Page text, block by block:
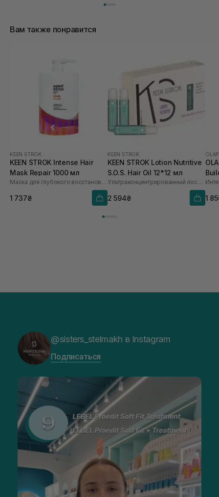
Вам также понравится
KEEN STROK
KEEN STROK Intense Hair
Mask Repair 1000 мл
Маска для глубокого восстановления поврежденных волос
1 737₴
KEEN STROK
KEEN STROK Lotion Nutritive
S.O.S. Hair Oil 12*12 мл
Ультраконцентрированный лосьон с гиалуроновой кислотой
2 594₴
мл
1
@sisters_stelmakh в Instagram
Подписаться